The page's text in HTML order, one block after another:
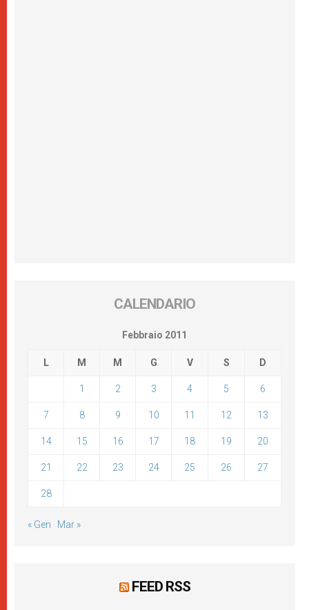
CALENDARIO
Febbraio 2011
L M M G V S D
1 2 3 4 5 6
7 8 9 10 11 12 13
14 15 16 17 18 19 20
21 22 23 24 25 26 27
28
« Gen Mar »
FEED RSS